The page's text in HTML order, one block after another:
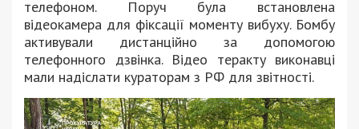
телефоном. Поруч була встановлена
відеокамера для фіксації моменту вибуху. Бомбу
активували дистанційно за допомогою
телефонного дзвінка. Відео теракту виконавці
мали надіслати кураторам з РФ для звітності.